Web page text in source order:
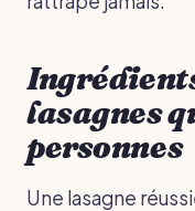
lasagnes
personnes
Une lasagne